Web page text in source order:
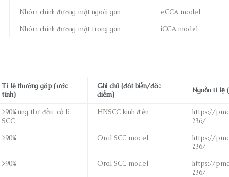
Nhóm chính đường mật ngoài gan
eCCA model
Nhóm chính đường mật trong gan iCCA model
Tỉ lệ thường gặp (ước
tính)
Ghi chú (đột biến/đặc
điểm)
Nguồn tỉ lệ
>90% ung thư đầu-cổ là
SCC
HNSCC kinh điển
https://
236/
>90% Oral SCC model
https://
236/
>90% Oral SCC model
https://
236/